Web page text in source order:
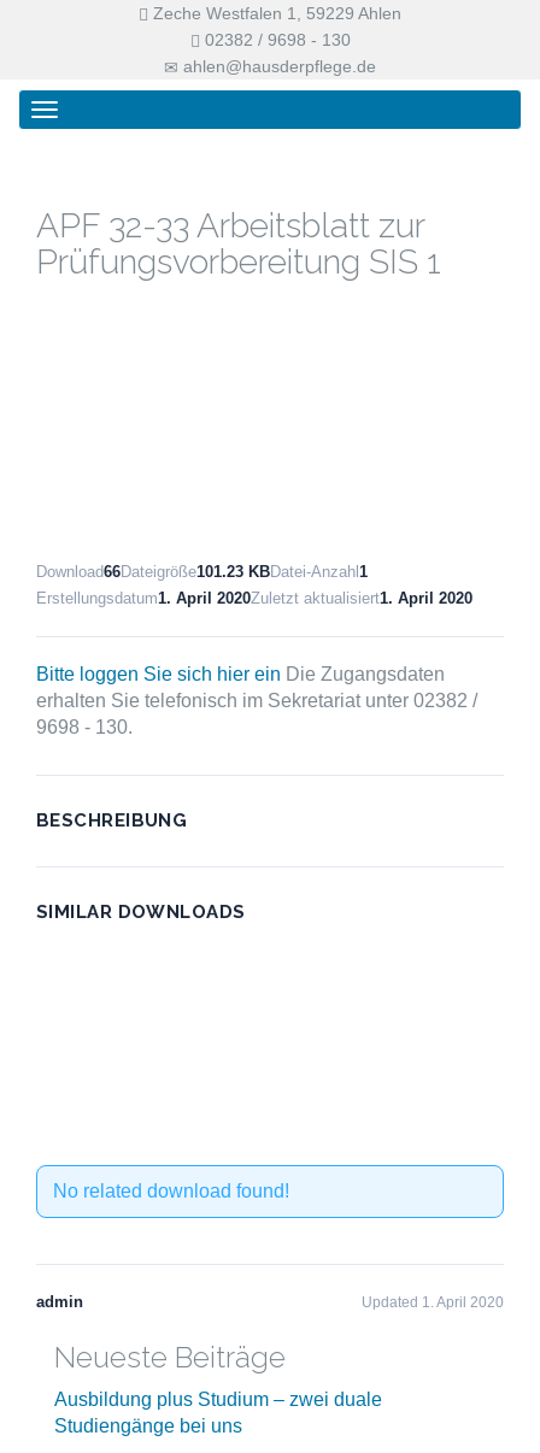
Zeche Westfalen 1, 59229 Ahlen
02382 / 9698 - 130
ahlen@hausderpflege.de
Primary
Menu
Skip
Haus der Pflege
APF 32-33 Arbeitsblatt zur
Prüfungsvorbereitung SIS 1
Download66Dateigröße101.23 KBDatei-Anzahl 1
Erstellungsdatum1. April 2020Zuletzt aktualisiert1. April 2020
Bitte loggen Sie sich hier ein Die Zugangsdaten
erhalten Sie telefonisch im Sekretariat unter 02382 /
9698 - 130.
BESCHREIBUNG
SIMILAR DOWNLOADS
No related download found!
admin Updated 1. April 2020
Neueste Beiträge
Ausbildung plus Studium – zwei duale
Studiengänge bei uns